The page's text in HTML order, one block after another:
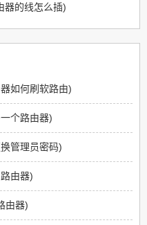
器的线怎么插)
如何刷软路由)
个路由器)
管理员密码)
由器)
由器)